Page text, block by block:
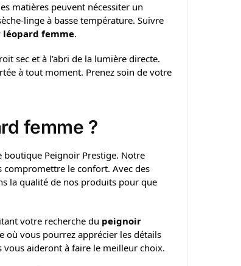
matières peuvent nécessiter un
linge à basse température. Suivre
femme.
sec et à l’abri de la lumière directe.
à tout moment. Prenez soin de votre
femme ?
Peignoir Prestige. Notre
compromettre le confort. Avec des
la qualité de nos produits pour que
votre recherche du peignoir
où vous pourrez apprécier les détails
vous aideront à faire le meilleur choix.